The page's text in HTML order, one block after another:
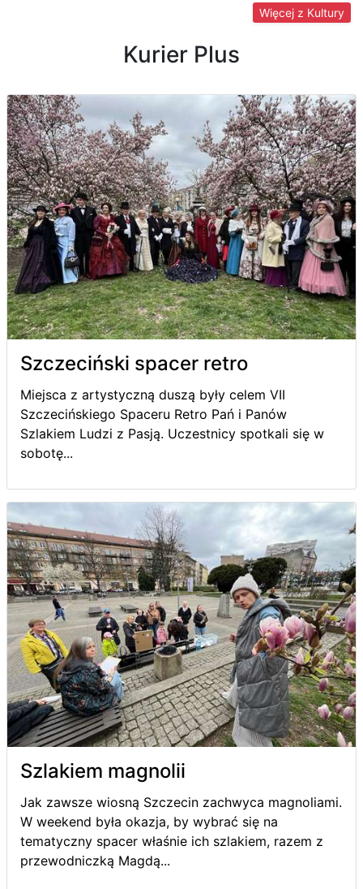
Więcej z Kultury
Kurier Plus
Szczeciński spacer retro
Miejsca z artystyczną duszą były celem VII
Szczecińskiego Spaceru Retro Pań i Panów
Szlakiem Ludzi z Pasją. Uczestnicy spotkali się w
sobotę...
Szlakiem magnolii
Jak zawsze wiosną Szczecin zachwyca magnoliami.
W weekend była okazja, by wybrać się na
tematyczny spacer właśnie ich szlakiem, razem z
przewodniczką Magdą...